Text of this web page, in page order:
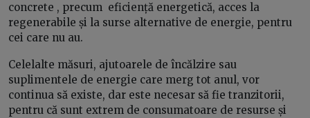
concrete , precum eficiență energetică, acces la
regenerabile și la surse alternative de energie, pentru
cei care nu au.
Celelalte măsuri, ajutoarele de încălzire sau
suplimentele de energie care merg tot anul, vor
continua să existe, dar este necesar să fie tranzitorii,
pentru că sunt extrem de consumatoare de resurse și